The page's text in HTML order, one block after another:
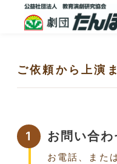
ご依頼から上演
1 お問い合わ
お電話、また